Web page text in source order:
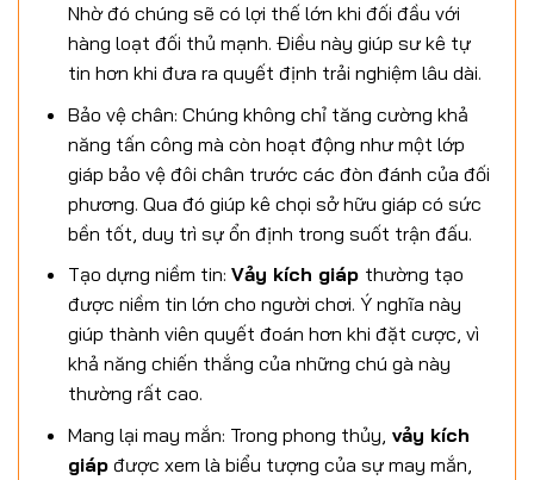
Nhờ đó chúng sẽ có lợi thế lớn khi đối đầu với
hàng loạt đối thủ mạnh. Điều này giúp sư kê tự
tin hơn khi đưa ra quyết định trải nghiệm lâu dài.
Bảo vệ chân: Chúng không chỉ tăng cường khả
năng tấn công mà còn hoạt động như một lớp
giáp bảo vệ đôi chân trước các đòn đánh của đối
phương. Qua đó giúp kê chọi sở hữu giáp có sức
bền tốt, duy trì sự ổn định trong suốt trận đấu.
Tạo dựng niềm tin: Vảy kích giáp thường tạo
được niềm tin lớn cho người chơi. Ý nghĩa này
giúp thành viên quyết đoán hơn khi đặt cược, vì
khả năng chiến thắng của những chú gà này
thường rất cao.
Mang lại may mắn: Trong phong thủy, vảy kích
giápđược xem là biểu tượng của sự may mắn,